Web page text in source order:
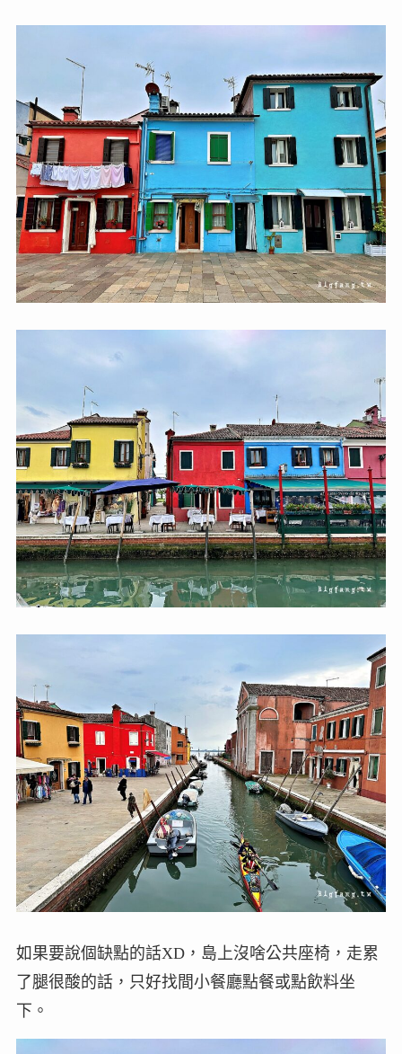
如果要說個缺點的話XD，島上沒啥公共座椅，走累
了腿很酸的話，只好找間小餐廳點餐或點飲料坐
下。